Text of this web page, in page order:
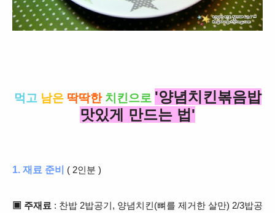
먹고 남은 딱딱한 치킨으로 '양념치킨볶음밥
맛있게 만드는 법'
1. 재료 준비 ( 2인분 )
▣ 주재료 : 찬밥 2밥공기, 양념치킨(뼈를 제거한 살만) 2/3밥공